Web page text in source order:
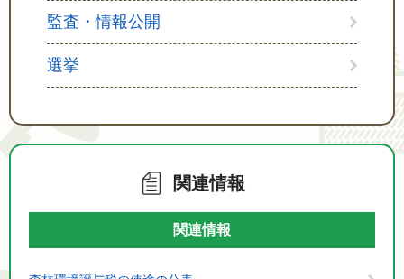
監査・情報公開
選挙
関連情報
関連情報